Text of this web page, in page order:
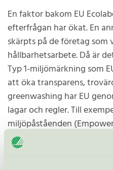
En faktor bakom EU
efterfrågan har ökat. En
skärpts på de företag
hållbarhetsarbete. Då är
Typ 1-miljömärkning som
att öka transparens,
greenwashing har EU
lagar och regler. Till
miljöpåståenden
Green claims (förhandlingar
hållbarhetsredovisning